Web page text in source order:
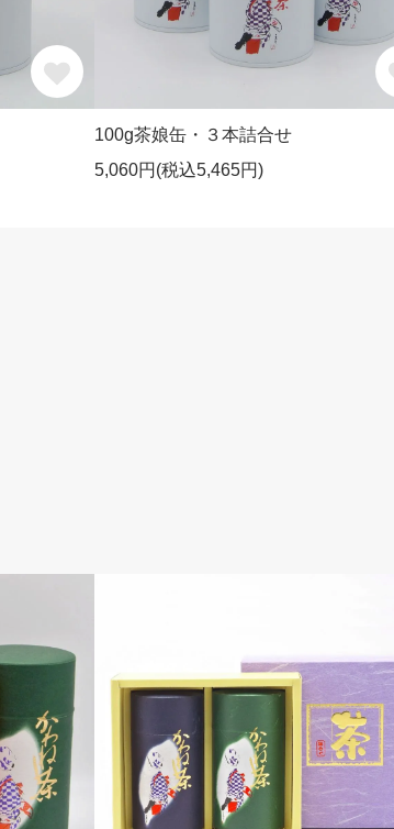
100g茶娘缶・３本詰合せ
5,060円(税込5,465円)